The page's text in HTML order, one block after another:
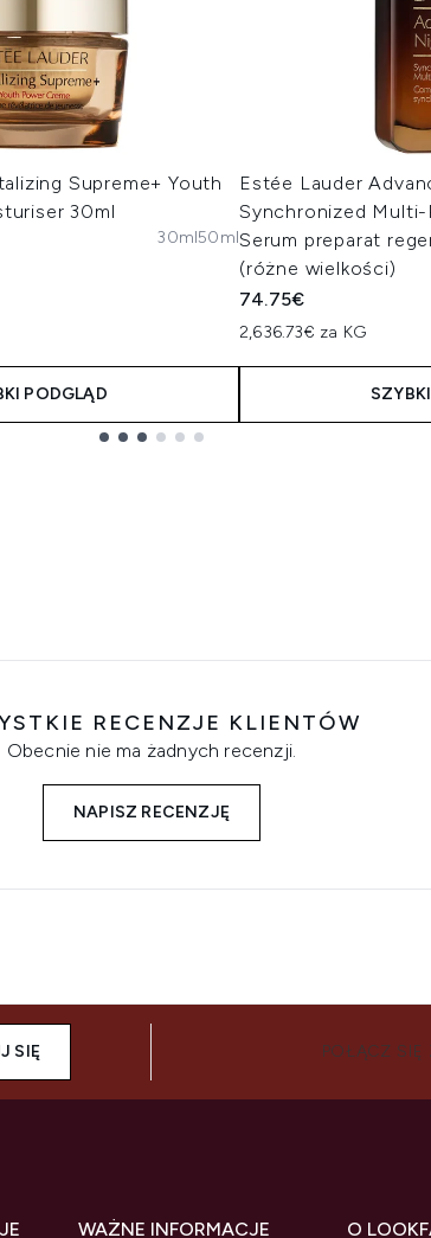
Supreme+ Youth
30ml
30ml50ml
PODGLĄD
Estée Lauder
Synchronized
Serum preparat
(różne wielkości)
74.75€
2,636.73€ za KG
RECENZJE KLIENTÓW
Obecnie nie ma żadnych recenzji.
NAPISZ RECENZJĘ
SIĘ POŁĄCZ SIĘ
WAŻNE INFORMACJE O